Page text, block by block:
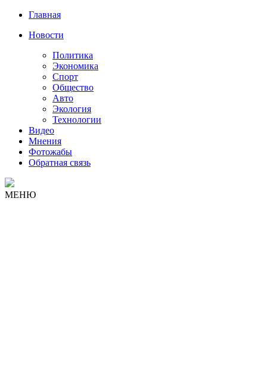
Главная
Новости
Политика
Экономика
Спорт
Общество
Авто
Экология
Технологии
Видео
Мнения
Фотожабы
Обратная связь
МЕНЮ